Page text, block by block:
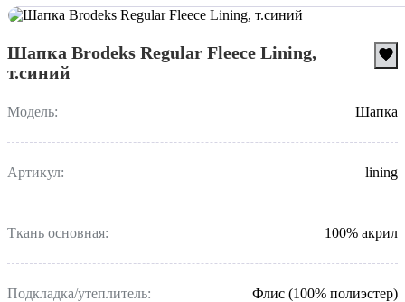
Шапка Brodeks Regular Fleece Lining,
т.синий
Модель: Шапка
Артикул: lining
Ткань основная: 100% акрил
Подкладка/утеплитель: Флис (100% полиэстер)